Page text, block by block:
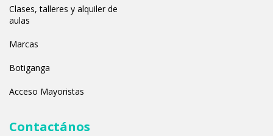
Clases, talleres y alquiler de
aulas
Marcas
Botiganga
Acceso Mayoristas
Contactános